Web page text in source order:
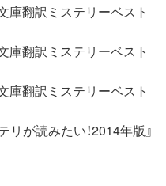
庫翻訳ミステリーベスト
庫翻訳ミステリーベスト
庫翻訳ミステリーベスト
リが読みたい！2014年版』